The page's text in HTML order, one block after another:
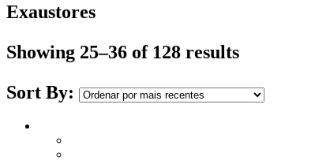
Exaustores
Showing 25–36 of 128 results
Sort By: